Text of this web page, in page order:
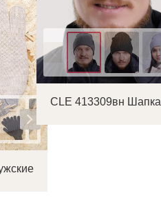
Цвет
CLE 413309вн Шапка